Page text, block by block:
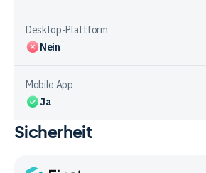
Desktop-Plattform
Nein
Mobile App
Ja
Vergleichstabelle
Funktionen
Sicherheit